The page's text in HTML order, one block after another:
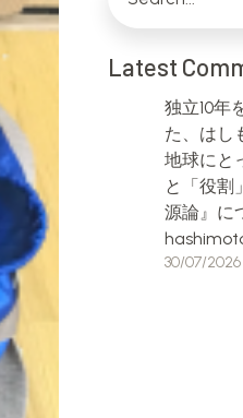
Latest
独立10年
た、はし
地球にと
と「役割
源論』に
30/07/2026